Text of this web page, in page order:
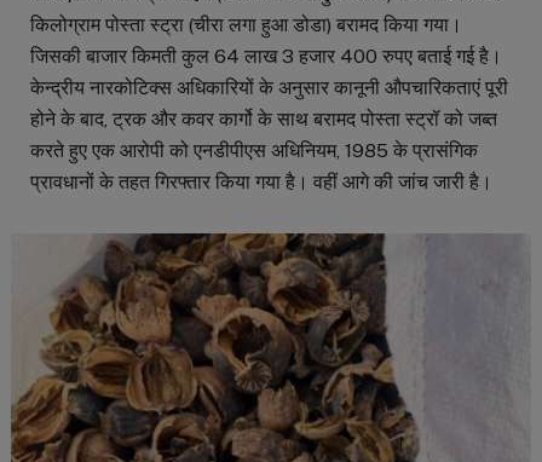
किलोग्राम पोस्ता स्ट्रा (चीरा लगा हुआ डोडा) बरामद किया गया।
जिसकी बाजार किमती कुल 64 लाख 3 हजार 400 रुपए बताई गई है।
केन्द्रीय नारकोटिक्स अधिकारियों के अनुसार कानूनी औपचारिकताएं पूरी
होने के बाद, ट्रक और कवर कार्गो के साथ बरामद पोस्ता स्ट्रॉ को जब्त
करते हुए एक आरोपी को एनडीपीएस अधिनियम, 1985 के प्रासंगिक
प्रावधानों के तहत गिरफ्तार किया गया है। वहीं आगे की जांच जारी है।